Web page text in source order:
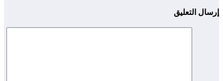
إرسال التعليق